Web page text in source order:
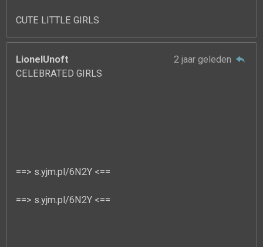
CUTE LITTLE GIRLS
LionelUnoft
2 jaar geleden
CELEBRATED GIRLS
==> s.yjm.pl/6N2Y <==
==> s.yjm.pl/6N2Y <==